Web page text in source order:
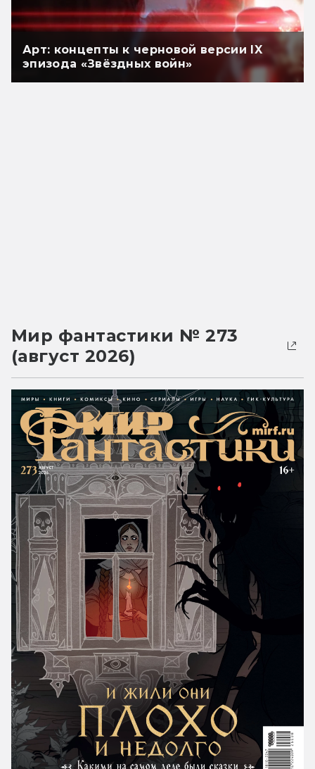
Арт: концепты к черновой версии IX
эпизода «Звёздных войн»
Мир фантастики № 273
(август 2026)